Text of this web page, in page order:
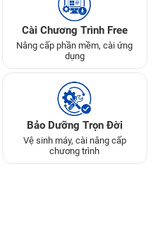
Cài Chương Trình Free
Nâng cấp phần mềm, cài ứng
dụng
Bảo Dưỡng Trọn Đời
Vệ sinh máy, cài nâng cấp
chương trình